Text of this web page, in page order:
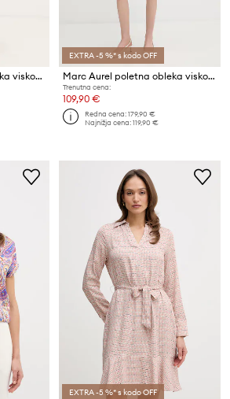
Marc Aurel srajčna obleka viskozna
EXTRA -5 %* s kodo OFF
Marc Aurel poletna obleka viskozna
Trenutna cena:
109,90 €
Redna cena:179,90 €
Najnižja cena:119,90 €
EXTRA -5 %* s kodo OFF